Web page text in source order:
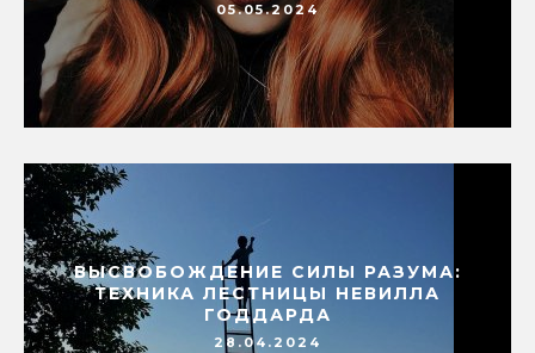
05.05.2024
ВЫСВОБОЖДЕНИЕ СИЛЫ РАЗУМА:
ТЕХНИКА ЛЕСТНИЦЫ НЕВИЛЛА
ГОДДАРДА
28.04.2024